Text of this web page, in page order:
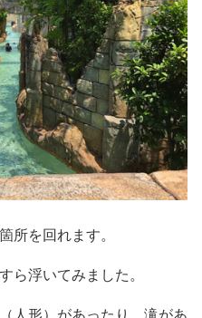
所を回れます。
ら浮いてみました。
人形）があったり、滝があ